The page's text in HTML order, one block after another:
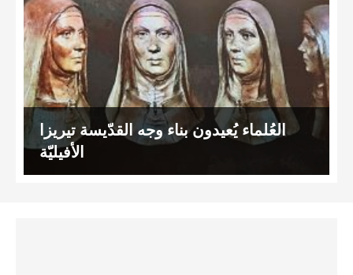
العُلماء يُعيدون بناء وجه القدّيسة تيريزا
الأفيليّة